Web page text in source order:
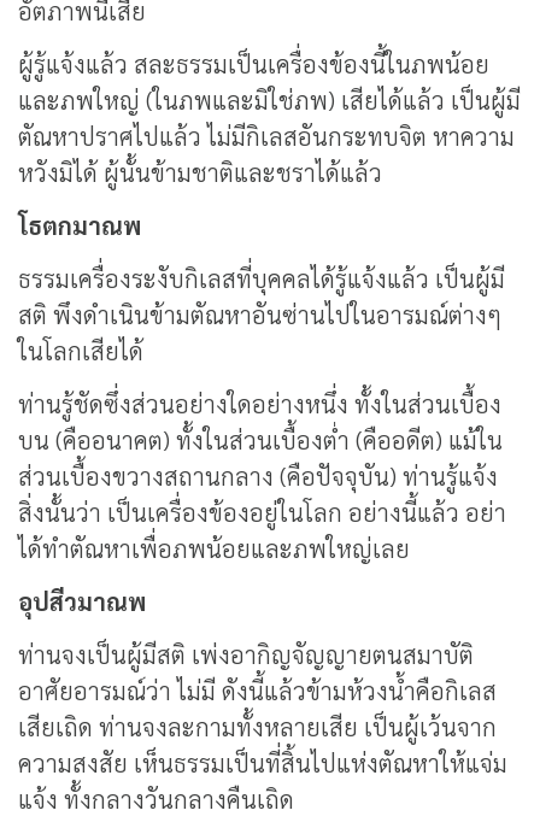
อัตภาพนี้เสีย
ผู้รู้แจ้งแล้ว สละธรรมเป็นเครื่องข้องนี้ในภพน้อย
และภพใหญ่ (ในภพและมิใช่ภพ) เสียได้แล้ว เป็นผู้มี
ตัณหาปราศไปแล้ว ไม่มีกิเลสอันกระทบจิต หาความ
หวังมิได้ ผู้นั้นข้ามชาติและชราได้แล้ว
โธตกมาณพ
ธรรมเครื่องระงับกิเลสที่บุคคลได้รู้แจ้งแล้ว เป็นผู้มี
สติ พึงดำเนินข้ามตัณหาอันซ่านไปในอารมณ์ต่างๆ
ในโลกเสียได้
ท่านรู้ชัดซึ่งส่วนอย่างใดอย่างหนึ่ง ทั้งในส่วนเบื้อง
บน (คืออนาคต) ทั้งในส่วนเบื้องต่ำ (คืออดีต) แม้ใน
ส่วนเบื้องขวางสถานกลาง (คือปัจจุบัน) ท่านรู้แจ้ง
สิ่งนั้นว่า เป็นเครื่องข้องอยู่ในโลก อย่างนี้แล้ว อย่า
ได้ทำตัณหาเพื่อภพน้อยและภพใหญ่เลย
อุปสีวมาณพ
ท่านจงเป็นผู้มีสติ เพ่งอากิญจัญญายตนสมาบัติ
อาศัยอารมณ์ว่า ไม่มี ดังนี้แล้วข้ามห้วงน้ำคือกิเลส
เสียเถิด ท่านจงละกามทั้งหลายเสีย เป็นผู้เว้นจาก
ความสงสัย เห็นธรรมเป็นที่สิ้นไปแห่งตัณหาให้แจ่ม
แจ้ง ทั้งกลางวันกลางคืนเถิด